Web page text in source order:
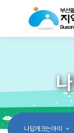
나답게크는아이